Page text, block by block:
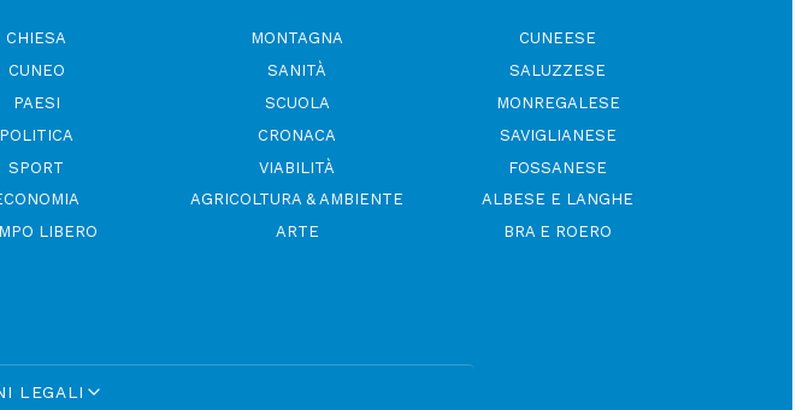
CHIESA
CUNEO
PAESI
POLITICA
SPORT
LIBERO
MONTAGNA
SANITÀ
SCUOLA
CRONACA
VIABILITÀ
AGRICOLTURA & AMBIENTE
ARTE
CUNEESE
SALUZZESE
MONREGALESE
SAVIGLIANESE
FOSSANESE
ALBESE E LANGHE
BRA E ROERO
LEGALI